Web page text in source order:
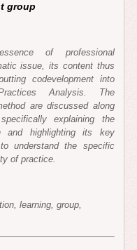
group
of professional
issue, its content thus
codevelopment into
Analysis. The
are discussed along
explaining the
and highlighting its key
understand the specific
of practice.
learning, group,